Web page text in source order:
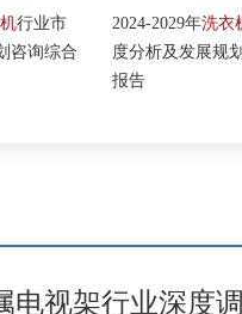
市
综合
2024-2029年洗衣机行
度分析及发展规划咨
电视架行业深度